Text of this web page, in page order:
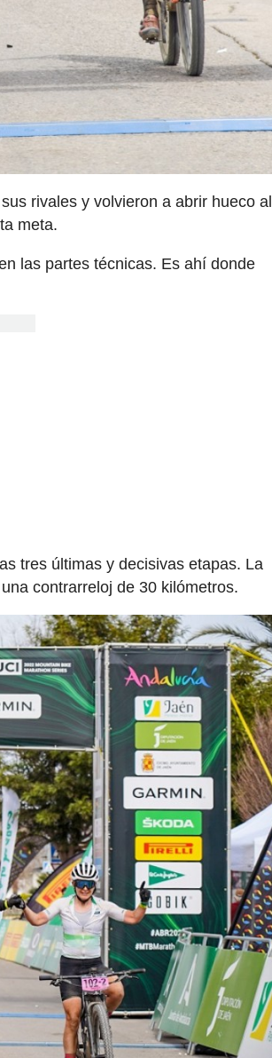
rivales y volvieron a abrir hueco al
meta.
las partes técnicas. Es ahí donde
tres últimas y decisivas etapas. La
contrarreloj de 30 kilómetros.